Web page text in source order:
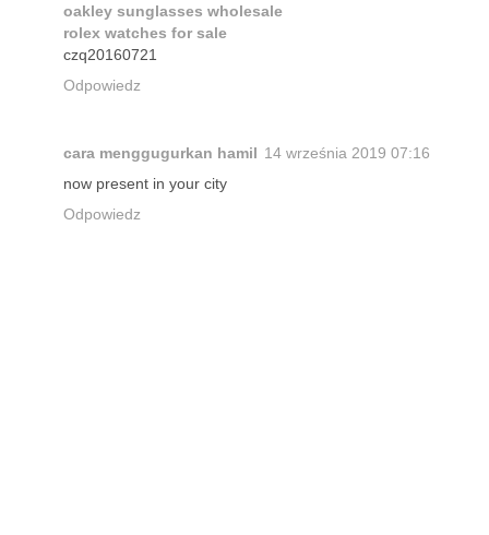
oakley sunglasses wholesale
rolex watches for sale
czq20160721
Odpowiedz
cara menggugurkan hamil 14 września 2019 07:16
now present in your city
Odpowiedz